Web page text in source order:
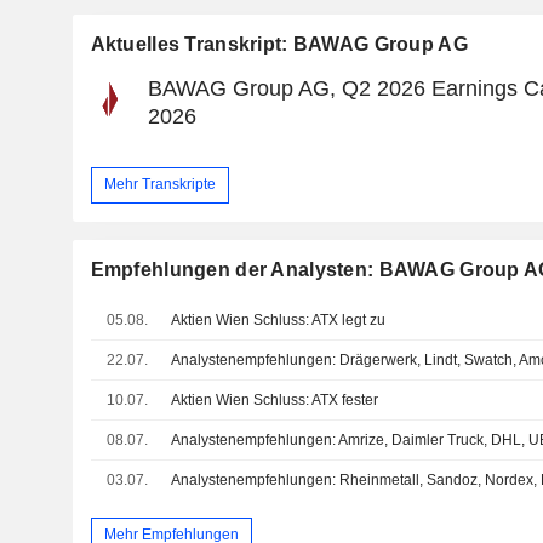
Aktuelles Transkript: BAWAG Group AG
BAWAG Group AG, Q2 2026 Earnings
2026
Mehr Transkripte
Empfehlungen der Analysten: BAWAG Group
05.08. Aktien Wien Schluss: ATX legt zu
22.07.
10.07. Aktien Wien Schluss: ATX fester
08.07.
03.07.
Mehr Empfehlungen